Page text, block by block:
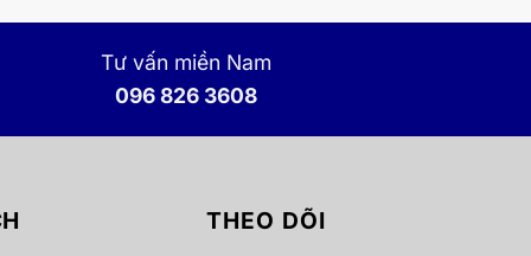
Tư vấn miền Nam
096 826 3608
THEO DÕI